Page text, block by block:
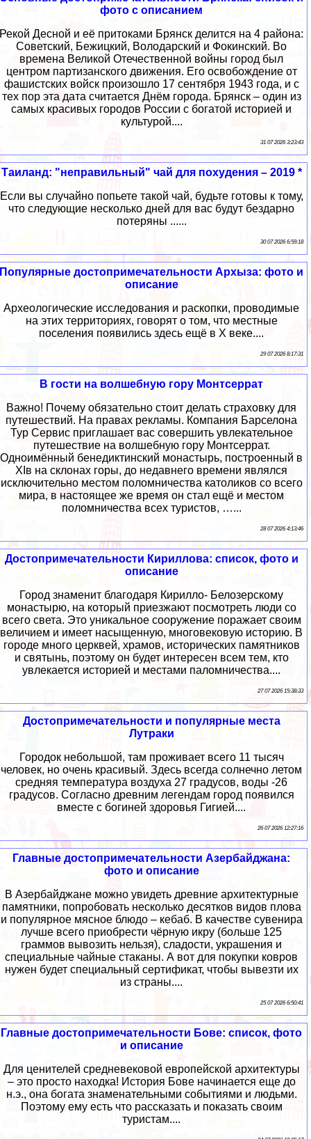
фото с описанием
Рекой Десной и её притоками Брянск делится на 4 района:
Советский, Бежицкий, Володарский и Фокинский. Во
времена Великой Отечественной войны город был
центром партизанского движения. Его освобождение от
фашистских войск произошло 17 сентября 1943 года, и с
тех пор эта дата считается Днём города. Брянск – один из
самых красивых городов России с богатой историей и
культурой....
31 07 2026 3:23:43
Таиланд: "неправильный" чай для похудения – 2019 *
Если вы случайно попьете такой чай, будьте готовы к тому,
что следующие несколько дней для вас будут бездарно
потеряны ......
30 07 2026 6:59:18
Популярные достопримечательности Архыза: фото и
описание
Археологические исследования и раскопки, проводимые
на этих территориях, говорят о том, что местные
поселения появились здесь ещё в X веке....
29 07 2026 8:17:31
В гости на волшебную гору Монтсеррат
Важно! Почему обязательно стоит делать страховку для
путешествий. На правах рекламы. Компания Барселона
Тур Сервис приглашает вас совершить увлекательное
путешествие на волшебную гору Монтсеррат.
Одноимённый бенедиктинский монастырь, построенный в
ХIв на склонах горы, до недавнего времени являлся
исключительно местом поломничества католиков со всего
мира, в настоящее же время он стал ещё и местом
поломничества всех туристов, …...
28 07 2026 4:13:46
Достопримечательности Кириллова: список, фото и
описание
Город знаменит благодаря Кирилло- Белозерскому
монастырю, на который приезжают посмотреть люди со
всего света. Это уникальное сооружение поражает своим
величием и имеет насыщенную, многовековую историю. В
городе много церквей, храмов, исторических памятников
и святынь, поэтому он будет интересен всем тем, кто
увлекается историей и местами паломничества....
27 07 2026 15:38:33
Достопримечательности и популярные места
Лутраки
Городок небольшой, там проживает всего 11 тысяч
человек, но очень красивый. Здесь всегда солнечно летом
средняя температура воздуха 27 градусов, воды -26
градусов. Согласно древним легендам город появился
вместе с богиней здоровья Гигией....
26 07 2026 12:27:16
Главные достопримечательности Азербайджана:
фото и описание
В Азербайджане можно увидеть древние архитектурные
памятники, попробовать несколько десятков видов плова
и популярное мясное блюдо – кебаб. В качестве сувенира
лучше всего приобрести чёрную икру (больше 125
граммов вывозить нельзя), сладости, украшения и
специальные чайные стаканы. А вот для покупки ковров
нужен будет специальный сертификат, чтобы вывезти их
из страны....
25 07 2026 6:50:41
Главные достопримечательности Бове: список, фото
и описание
Для ценителей средневековой европейской архитектуры
– это просто находка! История Бове начинается еще до
н.э., она богата знаменательными событиями и людьми.
Поэтому ему есть что рассказать и показать своим
туристам....